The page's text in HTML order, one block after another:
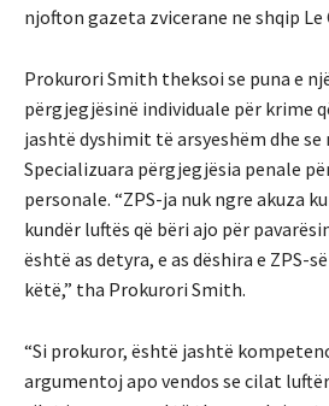
njofton gazeta zvicerane ne shqip Le
Prokurori Smith theksoi se puna e
përgjegjësinë individuale për krime
jashtë dyshimit të arsyeshëm dhe se
Specializuara përgjegjësia penale
personale. “ZPS-ja nuk ngre akuza
kundër luftës që bëri ajo për
është as detyra, e as dëshira e ZPS-
këtë,” tha Prokurori Smith.
“Si prokuror, është jashtë
argumentoj apo vendos se cilat